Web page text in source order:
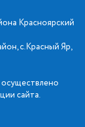
Красноярский
с.Красный Яр,
сайта.